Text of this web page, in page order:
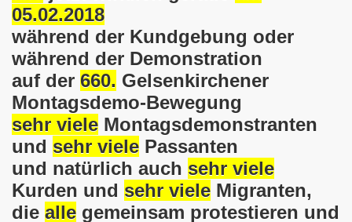
05.02.2018
während der Kundgebung oder
während der Demonstration
auf der 660. Gelsenkirchener
Montagsdemo-Bewegung
sehr viele Montagsdemonstranten
und sehr viele Passanten
und natürlich auch sehr viele
Kurden und sehr viele Migranten,
die alle gemeinsam protestieren und
am 09.03.2026 verurteilt Nahostkrieg und
im neuen Jahr 2026 am 05.01.2026 mit dem
am 10.11.2025 auf der 793. Gelsenkirchener
zur Kommunalwahl am 14.09.2025 hier bei uns in
eine einzigartige Demonstration am 08.09.2025 hier bei
Gelsenkirchen am 08.09.2025 um 17.30 Uhr,